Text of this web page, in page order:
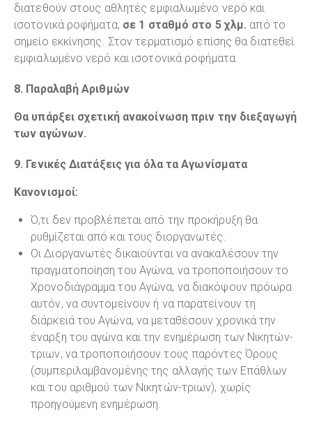
διατεθούν στους αθλητές εμφιαλωμένο νερό και
ισοτονικά ροφήματα, σε 1 σταθμό στο 5 χλμ. από το
σημείο εκκίνησης. Στον τερματισμό επίσης θα διατεθεί
εμφιαλωμένο νερό και ισοτονικά ροφήματα.
8. Παραλαβή Αριθμών
Θα υπάρξει σχετική ανακοίνωση πριν την διεξαγωγή
των αγώνων.
9. Γενικές Διατάξεις για όλα τα Αγωνίσματα
Κανονισμοί:
Ό,τι δεν προβλέπεται από την προκήρυξη θα
ρυθμίζεται από και τους διοργανωτές.
Οι Διοργανωτές δικαιούνται να ανακαλέσουν την
πραγματοποίηση του Αγώνα, να τροποποιήσουν το
Χρονοδιάγραμμα του Αγώνα, να διακόψουν πρόωρα
αυτόν, να συντομείνουν ή να παρατείνουν τη
διάρκειά του Αγώνα, να μεταθέσουν χρονικά την
έναρξη του αγώνα και την ενημέρωση των Νικητών-
τριων, να τροποποιήσουν τους παρόντες Όρους
(συμπεριλαμβανομένης της αλλαγής των Επάθλων
και του αριθμού των Νικητών-τριων), χωρίς
προηγούμενη ενημέρωση.